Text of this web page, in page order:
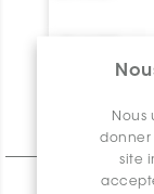
Nous
donner
site
disponible